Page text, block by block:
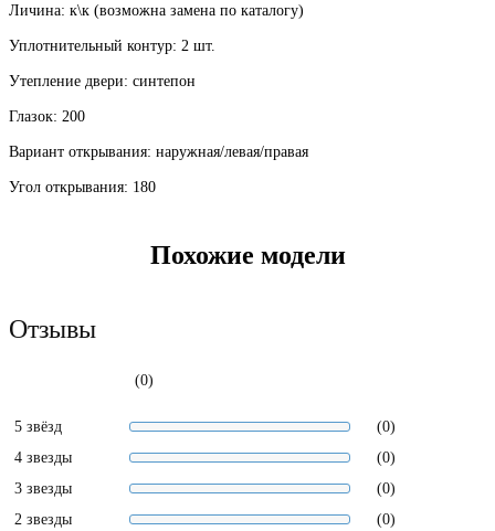
Личина: к\к (возможна замена по каталогу)
Уплотнительный контур: 2 шт.
Утепление двери: синтепон
Глазок: 200
Вариант открывания: наружная/левая/правая
Угол открывания: 180
Похожие модели
Отзывы
(0)
5 звёзд
(0)
4 звезды
(0)
3 звезды
(0)
2 звезды
(0)